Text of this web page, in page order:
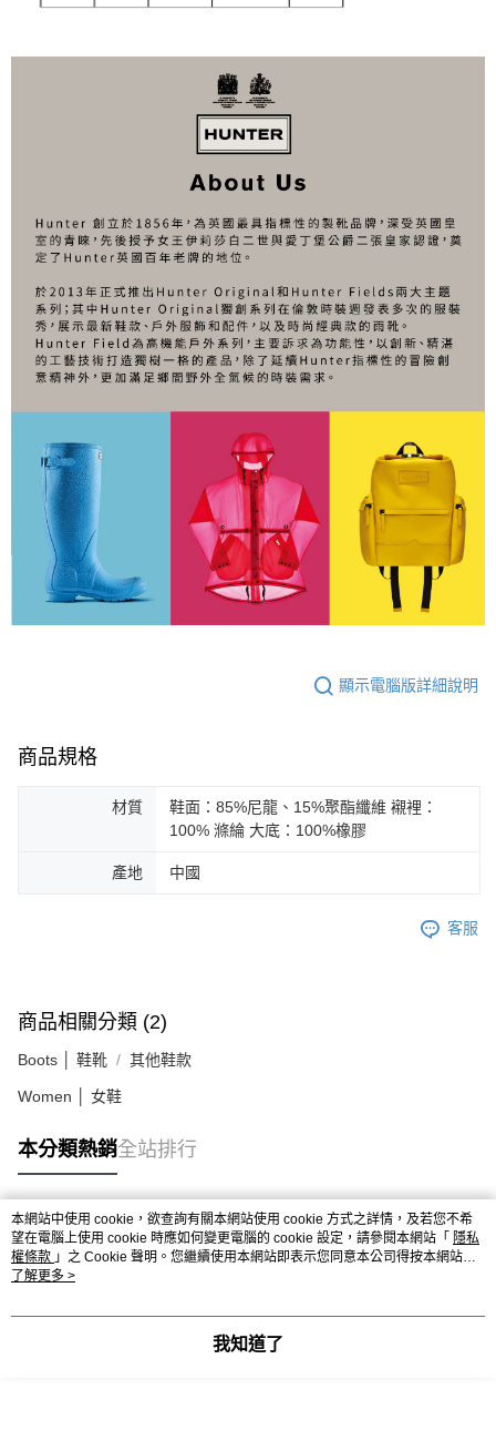
顯示電腦版詳細說明
商品規格
材質
鞋面：85%尼龍、15%聚酯纖維 襯裡：
100% 滌綸 大底：100%橡膠
產地 中國
客服
商品相關分類 (2)
Boots │ 鞋靴 其他鞋款
Women │ 女鞋
本分類熱銷全站排行
熱門標籤
本網站中使用 cookie，欲查詢有關本網站使用 cookie 方式之詳情，及若您不希
望在電腦上使用 cookie 時應如何變更電腦的 cookie 設定，請參閱本網站「 隱私
權條款 」之 Cookie 聲明。您繼續使用本網站即表示您同意本公司得按本網站使
用條款之 Cookie 聲明使用 cookie。
了解更多 >
我知道了